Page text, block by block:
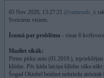
05 Nov 2020, 13:27:21 @raimonds_k
Sveiciens visiem.
Īsumā par problēmu - visas 6
Mazliet sīkāk:
Pirms pirku auto (01.2019.),
kļūdas. Pēc kāda laiciņa kļūdas sāka
Šogad Oktobrī beidzot nobriedu